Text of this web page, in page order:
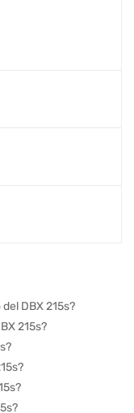
DBX 215s?
215s?